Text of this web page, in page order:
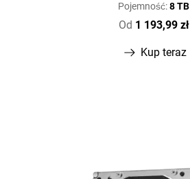
Pojemność:8 TB
Od 1 193,99 zł
Kup teraz